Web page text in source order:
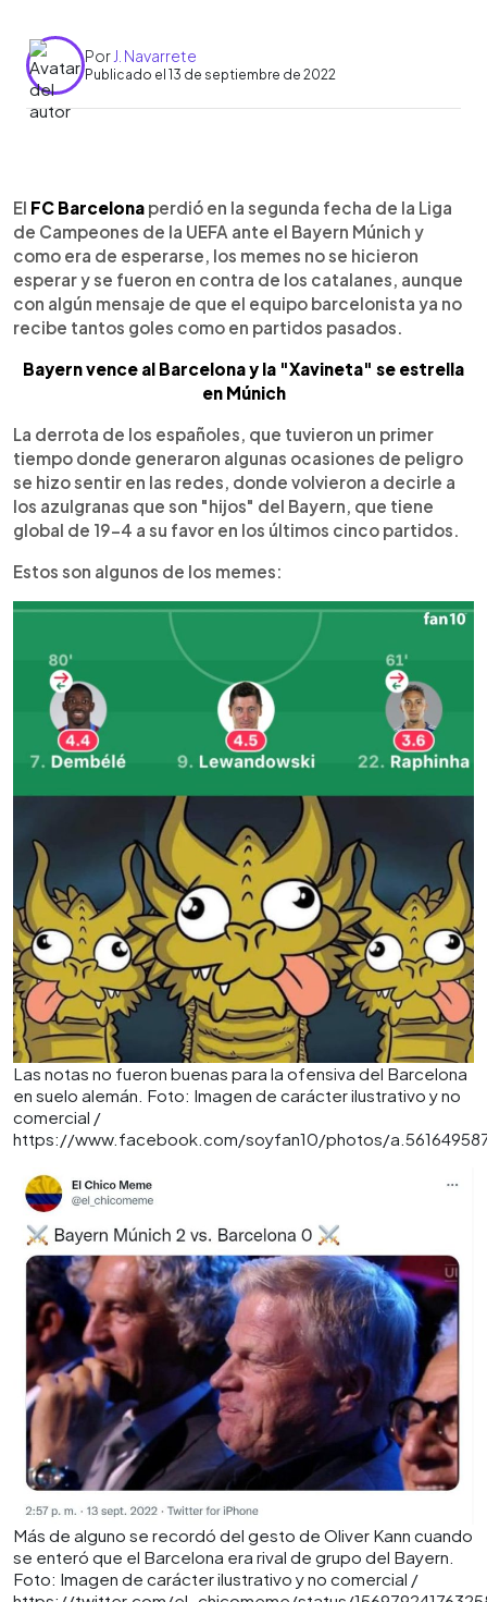
Por J. Navarrete
Publicado el 13 de septiembre de 2022
► Escuchar artículo
El FC Barcelona perdió en la segunda fecha de la Liga
de Campeones de la UEFA ante el Bayern Múnich y
como era de esperarse, los memes no se hicieron
esperar y se fueron en contra de los catalanes, aunque
con algún mensaje de que el equipo barcelonista ya no
recibe tantos goles como en partidos pasados.
Bayern vence al Barcelona y la "Xavineta" se estrella
en Múnich
La derrota de los españoles, que tuvieron un primer
tiempo donde generaron algunas ocasiones de peligro
se hizo sentir en las redes, donde volvieron a decirle a
los azulgranas que son "hijos" del Bayern, que tiene
global de 19-4 a su favor en los últimos cinco partidos.
Estos son algunos de los memes:
Las notas no fueron buenas para la ofensiva del Barcelona
en suelo alemán. Foto: Imagen de carácter ilustrativo y no
comercial /
https://www.facebook.com/soyfan10/photos/
Más de alguno se recordó del gesto de Oliver Kann cuando
se enteró que el Barcelona era rival de grupo del Bayern.
Foto: Imagen de carácter ilustrativo y no comercial /